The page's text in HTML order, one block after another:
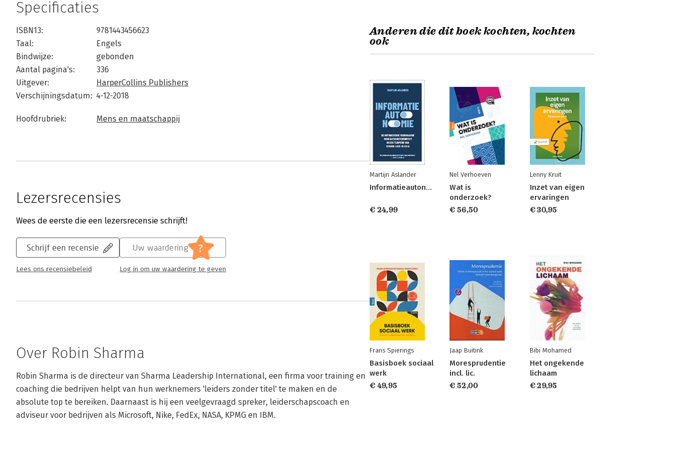
Specificaties
ISBN13:
9781443456623
Taal:
Engels
Bindwijze:
gebonden
Aantal pagina's:
336
Uitgever:
HarperCollins Publishers
Verschijningsdatum: 4-12-2018
Hoofdrubriek: Mens en maatschappij
Lezersrecensies
Wees de eerste die een lezersrecensie schrijft!
Schrijf een recensie
Lees ons recensiebeleid
Uw waardering ?
Log in om uw waardering te geven
Over Robin Sharma
Robin Sharma is de directeur van Sharma Leadership International, een firma voor training en
coaching die bedrijven helpt van hun werknemers 'leiders zonder titel' te maken en de
absolute top te bereiken. Daarnaast is hij een veelgevraagd spreker, leiderschapscoach en
adviseur voor bedrijven als Microsoft, Nike, FedEx, NASA, KPMG en IBM.
Anderen die dit boek kochten, kochten
ook
Martijn Aslander
Informatieautonomie
€ 24,99
Nel Verhoeven
Wat is
onderzoek?
€ 56,50
Lenny Kruit
Inzet van eigen
ervaringen
€ 30,95
Frans Spierings
Basisboek sociaal
werk
€ 49,95
Jaap Buitink
Moresprudentie
incl. lic.
€ 52,00
Bibi Mohamed
Het ongekende
lichaam
€ 29,95